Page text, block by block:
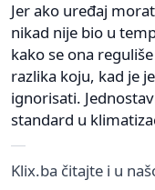
Jer ako uređaj
nikad nije bio u
kako se ona
razlika koju, kad je
ignorisati.
standard u
Klix.ba čitajte i u